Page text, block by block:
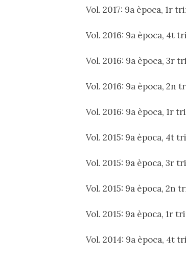
Vol. 2017: 9a època, 1r
Vol. 2016: 9a època, 4t
Vol. 2016: 9a època, 3r
Vol. 2016: 9a època, 2n
Vol. 2016: 9a època, 1r
Vol. 2015: 9a època, 4t
Vol. 2015: 9a època, 3r
Vol. 2015: 9a època, 2n
Vol. 2015: 9a època, 1r
Vol. 2014: 9a època, 4t